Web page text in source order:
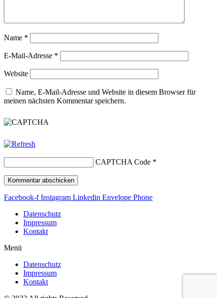
Name *
E-Mail-Adresse *
Website
Name, E-Mail-Adresse und Website in diesem Browser für
meinen nächsten Kommentar speichern.
CAPTCHA Code *
Facebook-f Instagram Linkedin Envelope Phone
Datenschutz
Impressum
Kontakt
Menü
Datenschutz
Impressum
Kontakt